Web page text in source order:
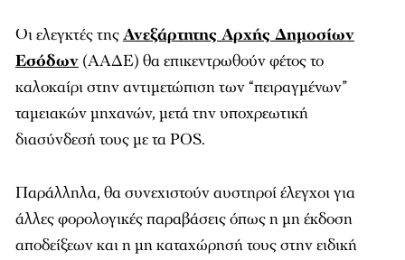
Οι ελεγκτές τηςΑνεξάρτητης Αρχής Δημοσίων
Εσόδων (ΑΑΔΕ) θα επικεντρωθούν φέτος το
καλοκαίρι στην αντιμετώπιση των “πειραγμένων”
ταμειακών μηχανών, μετά την υποχρεωτική
διασύνδεσή τους με τα POS.
Παράλληλα, θα συνεχιστούν αυστηροί έλεγχοι για
άλλες φορολογικές παραβάσεις όπως η μη έκδοση
αποδείξεων και η μη καταχώρησή τους στην ειδική